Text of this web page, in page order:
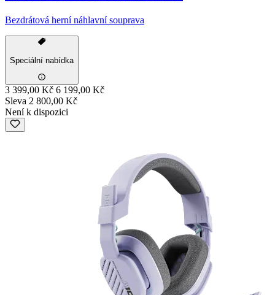
Bezdrátová herní náhlavní souprava
Speciální nabídka
3 399,00 Kč 6 199,00 Kč
Sleva 2 800,00 Kč
Není k dispozici